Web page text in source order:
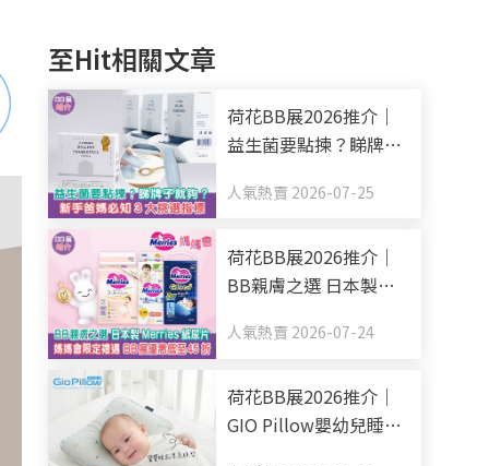
至Hit相關文章
荷花BB展2026推介｜
益生菌要點揀？睇牌子
大挑選指標
人氣熱賣 2026-07-25
荷花BB展2026推介｜
BB親膚之選 日本製
限定禮遇 BB展優惠低
人氣熱賣 2026-07-24
荷花BB展2026推介｜
GIO Pillow嬰幼兒睡眠